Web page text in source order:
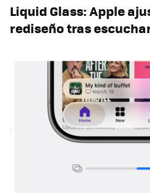
Liquid Glass: Apple
rediseño tras